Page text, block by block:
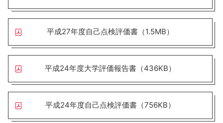
平成27年度自己点検評価書（1.5MB）
平成24年度大学評価報告書（436KB）
平成24年度自己点検評価書（756KB）